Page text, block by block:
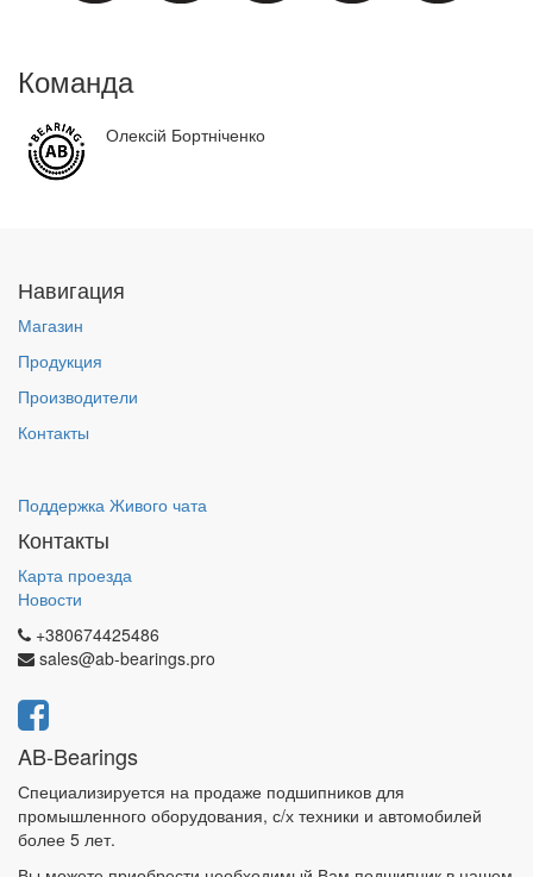
Команда
Олексій Бортніченко
Навигация
Магазин
Продукция
Производители
Контакты
Поддержка Живого чата
Контакты
Карта проезда
Новости
+380674425486
sales@ab-bearings.pro
AB-Bearings
Специализируется на продаже подшипников для
промышленного оборудования, с/х техники и автомобилей
более 5 лет.